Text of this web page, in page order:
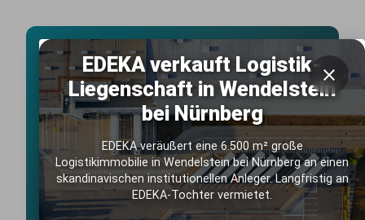
Live Marktdaten
Deutschlands führende
Immobilientransaktions-Datenbank
Exklusive Einblicke in die wichtigsten Immobiliendeals ab
2025. Umfassend recherchiert vom erfahrenen
Listenchampion.de Team, täglich aktualisiert, kostenlos
zugänglich.
1033
EDEKA verkauft Logistik-
Liegenschaft in Wendelstein
bei Nürnberg
EDEKA veräußert eine 6.500 m² große
Logistikimmobilie in Wendelstein bei Nürnberg an einen
skandinavischen institutionellen Anleger. Langfristig an
EDEKA-Tochter vermietet.